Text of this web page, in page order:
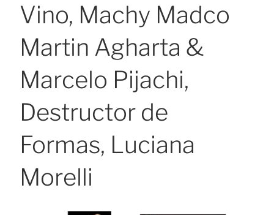
Vino, Machy Madco
Martin Agharta &
Marcelo Pijachi,
Destructor de
Formas, Luciana
Morelli